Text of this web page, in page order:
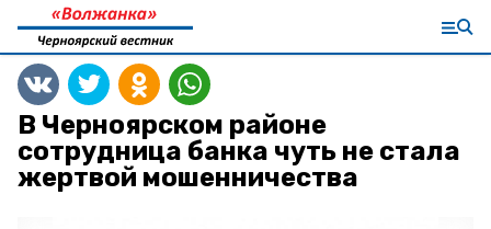
В Черноярском районе
сотрудница банка чуть не стала
жертвой мошенничества